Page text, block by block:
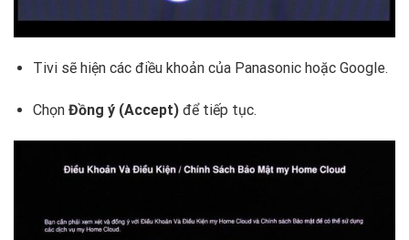
Tivi sẽ hiện các điều khoản của Panasonic hoặc Google.
Chọn Đồng ý (Accept)để tiếp tục.